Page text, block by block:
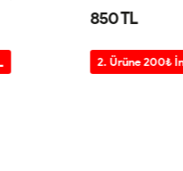
2. Ürüne 200₺ İndirim